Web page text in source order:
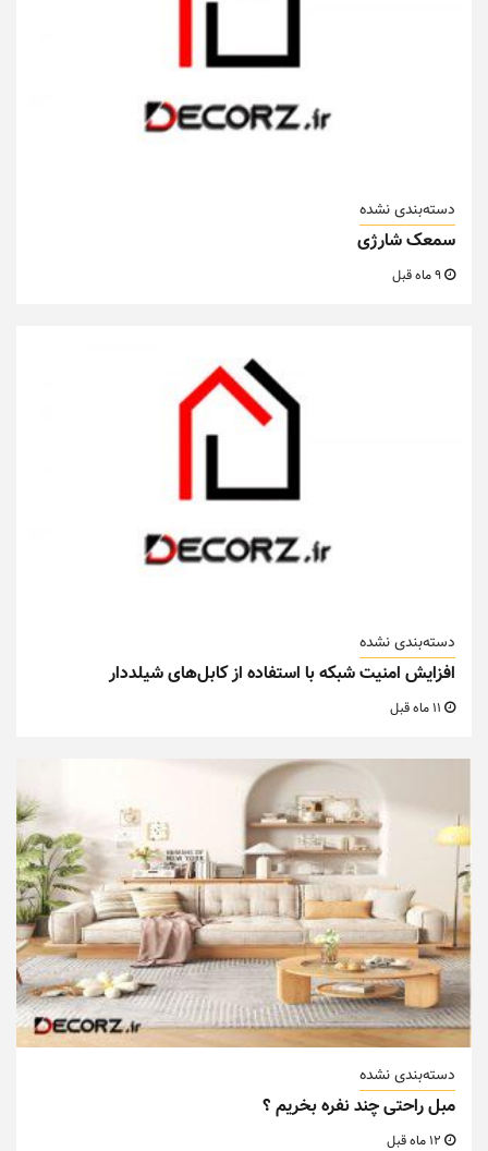
دسته‌بندی نشده
سمعک شارژی
دسته‌بندی نشده
افزایش امنیت شبکه با استفاده از کابل‌های شیلددار
دسته‌بندی نشده
مبل راحتی چند نفره بخریم ؟